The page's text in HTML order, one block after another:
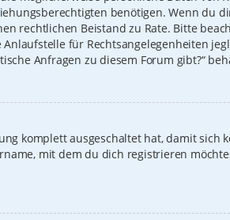
benötigen. Wenn du
rechtlichen Beistand zu Rate. Bitte
für Rechtsangelegenheiten
Anfragen zu diesem Forum gibt?“
komplett ausgeschaltet hat, damit sich
mit dem du dich registrieren